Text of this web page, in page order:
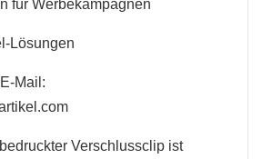
für Werbekampagnen
Lösungen
Mail:
Verschlussclip ist